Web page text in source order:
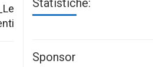
Statistiche:
Sponsor